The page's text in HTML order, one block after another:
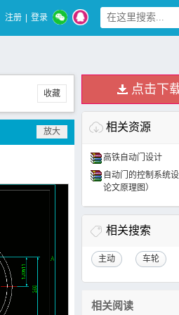
注册 登录
收藏 点击下
相关资源
高铁自动门设计
自动门的控制系统
论文原理图）
相关搜索
主动 车轮
相关阅读